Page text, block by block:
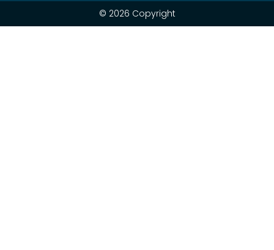
© 2026 Copyright